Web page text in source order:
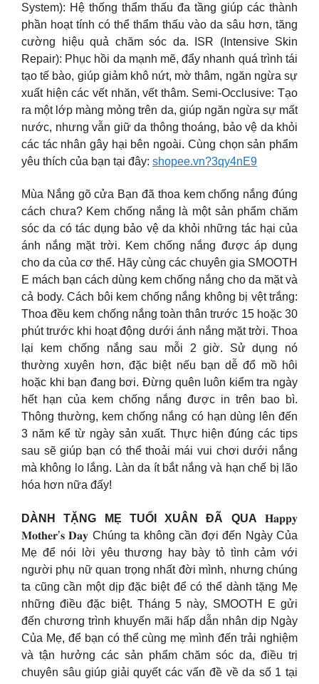
System): Hệ thống thẩm thấu đa tầng giúp các thành
phần hoạt tính có thể thẩm thấu vào da sâu hơn, tăng
cường hiệu quả chăm sóc da. ISR (Intensive Skin
Repair): Phục hồi da mạnh mẽ, đẩy nhanh quá trình tái
tạo tế bào, giúp giảm khô nứt, mờ thâm, ngăn ngừa sự
xuất hiện các vết nhăn, vết thâm. Semi-Occlusive: Tạo
ra một lớp màng mỏng trên da, giúp ngăn ngừa sự mất
nước, nhưng vẫn giữ da thông thoáng, bảo vệ da khỏi
các tác nhân gây hại bên ngoài. Cùng chọn sản phẩm
yêu thích của bạn tại đây: shopee.vn?3qy4nE9
Mùa Nắng gõ cửa Bạn đã thoa kem chống nắng đúng
cách chưa? Kem chống nắng là một sản phẩm chăm
sóc da có tác dụng bảo vệ da khỏi những tác hại của
ánh nắng mặt trời. Kem chống nắng được áp dụng
cho da của cơ thể. Hãy cùng các chuyên gia SMOOTH
E mách bạn cách dùng kem chống nắng cho da mặt và
cả body. Cách bôi kem chống nắng không bị vệt trắng:
Thoa đều kem chống nắng toàn thân trước 15 hoặc 30
phút trước khi hoạt động dưới ánh nắng mặt trời. Thoa
lại kem chống nắng sau mỗi 2 giờ. Sử dụng nó
thường xuyên hơn, đặc biệt nếu bạn dễ đổ mồ hôi
hoặc khi bạn đang bơi. Đừng quên luôn kiểm tra ngày
hết hạn của kem chống nắng được in trên bao bì.
Thông thường, kem chống nắng có hạn dùng lên đến
3 năm kể từ ngày sản xuất. Thực hiện đúng các tips
sau sẽ giúp bạn có thể thoải mái vui chơi dưới nắng
mà không lo lắng. Làn da ít bắt nắng và hạn chế bị lão
hóa hơn nữa đấy!
DÀNH TẶNG MẸ TUỔI XUÂN ĐÃ QUA 𝐇𝐚𝐩𝐩𝐲
𝐌𝐨𝐭𝐡𝐞𝐫’𝐬 𝐃𝐚𝐲 Chúng ta không cần đợi đến Ngày Của
Mẹ để nói lời yêu thương hay bày tỏ tình cảm với
người phụ nữ quan trọng nhất đời mình, nhưng chúng
ta cũng cần một dịp đặc biệt để có thể dành tặng Mẹ
những điều đặc biệt. Tháng 5 này, SMOOTH E gửi
đến chương trình khuyến mãi hấp dẫn nhân dịp Ngày
Của Mẹ, để bạn có thể cùng mẹ mình đến trải nghiệm
và tận hưởng các sản phẩm chăm sóc da, điều trị
chuyên sâu giúp giải quyết các vấn đề về da số 1 tại